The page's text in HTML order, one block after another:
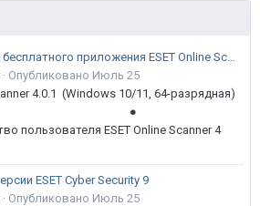
Новая версия бесплатного приложения ESET Online Scanner доступна пользователям
Опубликовано Июль 25
4.0.1 (Windows 10/11, 64-разрядная)
пользователя ESET Online Scanner 4
ESET Cyber Security 9
Опубликовано Июль 25